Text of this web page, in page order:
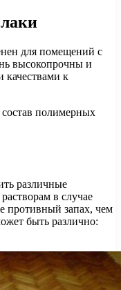
для помещений с
высокопрочны и
к
полимерных
различные
в случае
противный запах, чем
быть различно: